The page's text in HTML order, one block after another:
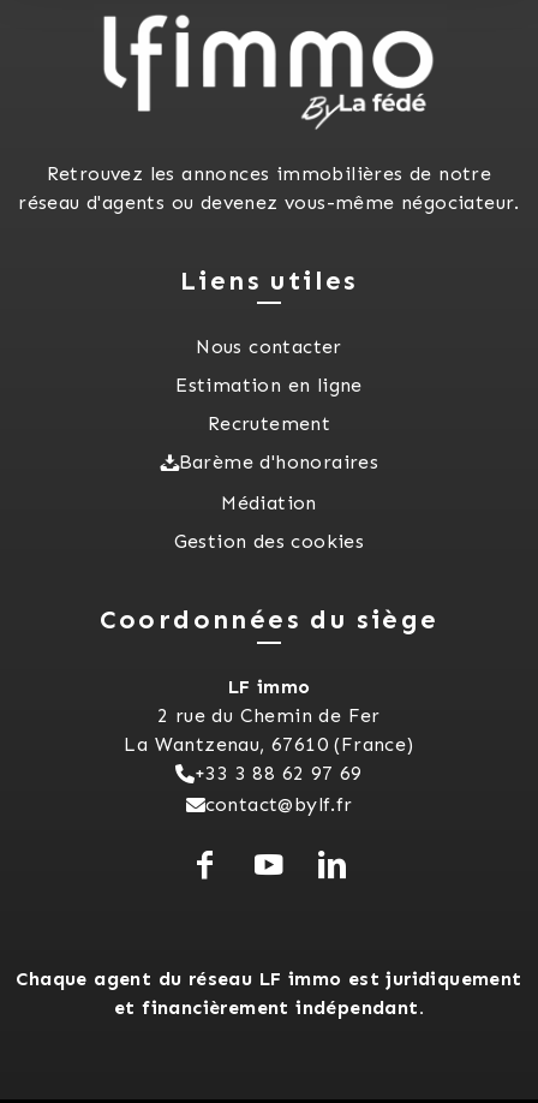
Retrouvez les annonces immobilières de notre
réseau d'agents ou devenez vous-même négociateur.
Liens utiles
Nous contacter
Estimation en ligne
Recrutement
Barème d'honoraires
Médiation
Gestion des cookies
Coordonnées du siège
LF immo
2 rue du Chemin de Fer
La Wantzenau, 67610 (France)
+33 3 88 62 97 69
contact@bylf.fr
Chaque agent du réseau LF immo est juridiquement
et financièrement indépendant.